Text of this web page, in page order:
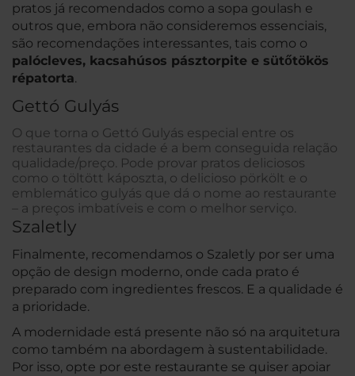
pratos já recomendados como a sopa goulash e
outros que, embora não consideremos essenciais,
são recomendações interessantes, tais como o
palócleves, kacsahúsos pásztorpite e sütőtökös
répatorta.
Gettó Gulyás
O que torna o Gettó Gulyás especial entre os
restaurantes da cidade é a bem conseguida relação
qualidade/preço. Pode provar pratos deliciosos
como o töltött káposzta, o delicioso pörkölt e o
emblemático gulyás que dá o nome ao restaurante
– a preços imbatíveis e com o melhor serviço.
Szaletly
Finalmente, recomendamos o Szaletly por ser uma
opção de design moderno, onde cada prato é
preparado com ingredientes frescos. E a qualidade é
a prioridade.
A modernidade está presente não só na arquitetura
como também na abordagem à sustentabilidade.
Por isso, opte por este restaurante se quiser apoiar